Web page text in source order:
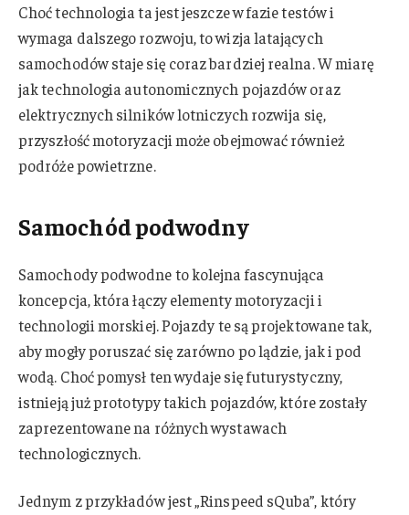
Choć technologia ta jest jeszcze w fazie testów i
wymaga dalszego rozwoju, to wizja latających
samochodów staje się coraz bardziej realna. W miarę
jak technologia autonomicznych pojazdów oraz
elektrycznych silników lotniczych rozwija się,
przyszłość motoryzacji może obejmować również
podróże powietrzne.
Samochód podwodny
Samochody podwodne to kolejna fascynująca
koncepcja, która łączy elementy motoryzacji i
technologii morskiej. Pojazdy te są projektowane tak,
aby mogły poruszać się zarówno po lądzie, jak i pod
wodą. Choć pomysł ten wydaje się futurystyczny,
istnieją już prototypy takich pojazdów, które zostały
zaprezentowane na różnych wystawach
technologicznych.
Jednym z przykładów jest „Rinspeed sQuba”, który